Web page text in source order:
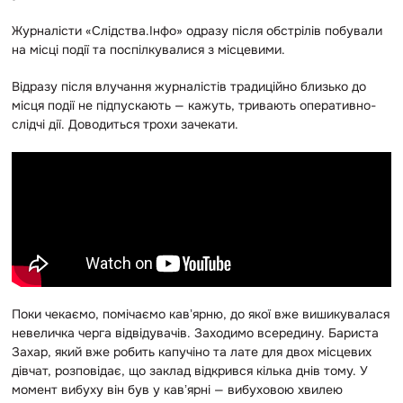
Журналісти «Слідства.Інфо» одразу після обстрілів побували
на місці події та поспілкувалися з місцевими.
Відразу після влучання журналістів традиційно близько до
місця події не підпускають — кажуть, тривають оперативно-
слідчі дії. Доводиться трохи зачекати.
Поки чекаємо, помічаємо кавʼярню, до якої вже вишикувалася
невеличка черга відвідувачів. Заходимо всередину. Бариста
Захар, який вже робить капучіно та лате для двох місцевих
дівчат, розповідає, що заклад відкрився кілька днів тому. У
момент вибуху він був у кавʼярні — вибуховою хвилею